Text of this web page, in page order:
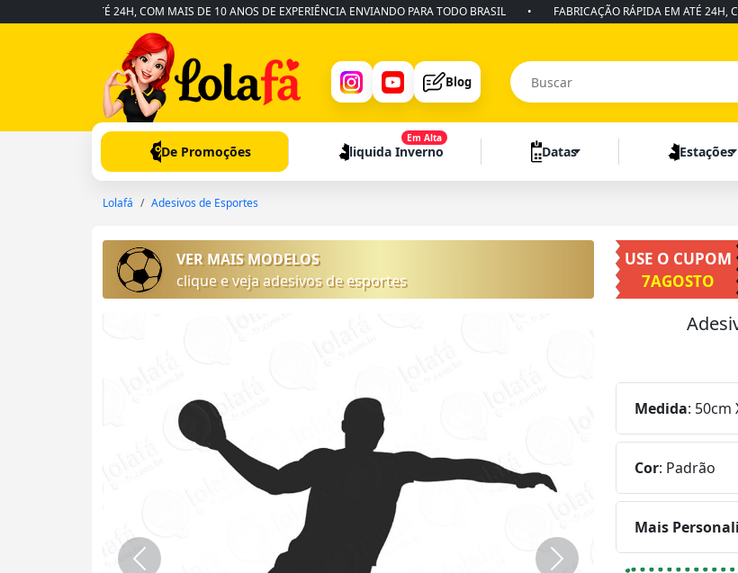
EM ATÉ 24H, COM MAIS DE 10 ANOS DE EXPERIÊNCIA ENVIANDO PARA TODO BRASIL • FABRICAÇÃO RÁPIDA EM ATÉ 24H, COM
Blog
De Promoções liquida Inverno
Em Alta
Datas Estações
Lolafá Adesivos de Esportes
USE O CUPOM
7AGOSTO
VER MAIS MODELOS
clique e veja adesivos de esportes
Anterior Próximo
Medida: 50cm
Cor: Padrão
Mais